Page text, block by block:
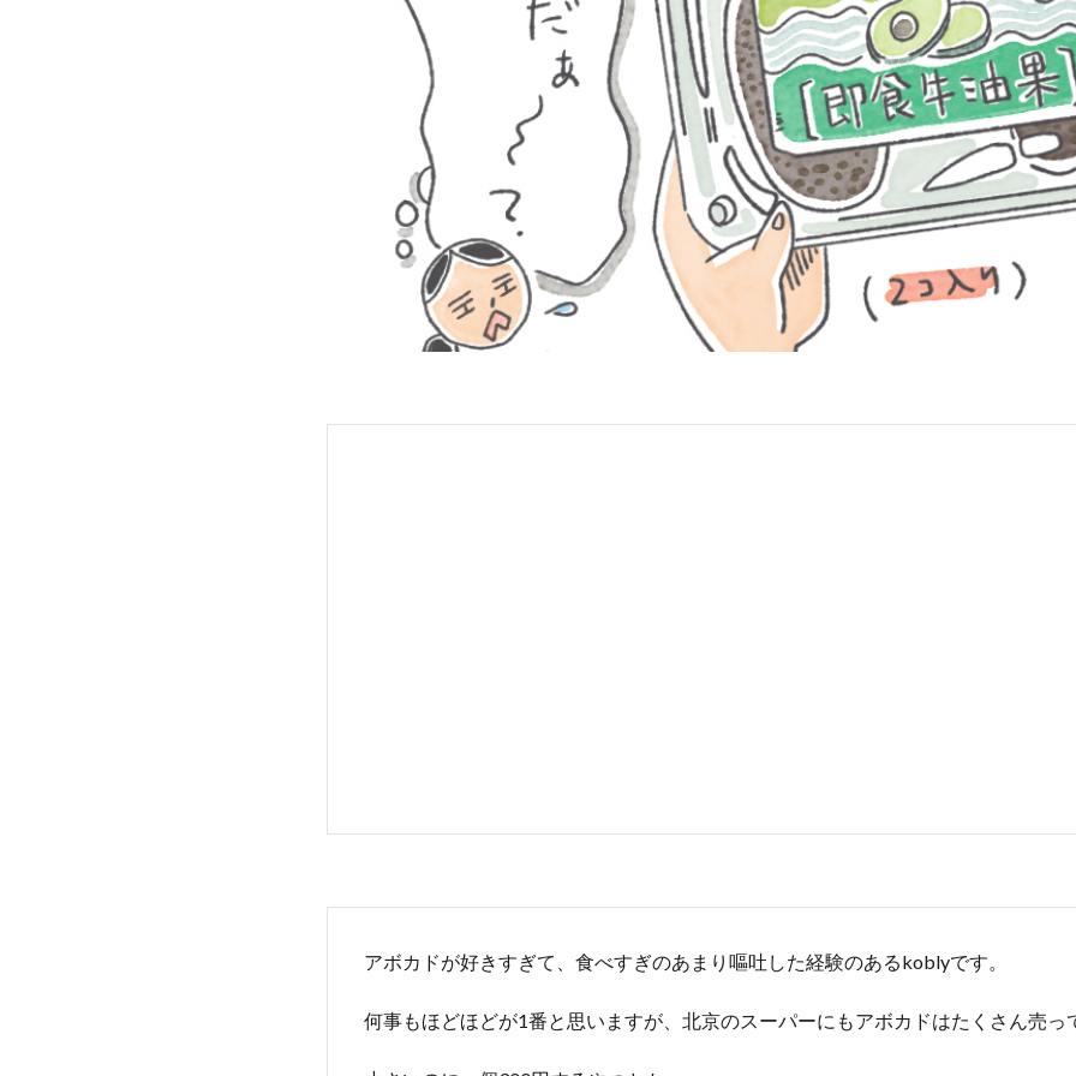
アボカドが好きすぎて、食べすぎのあまり嘔吐した経験のあるkoblyです。
何事もほどほどが1番と思いますが、北京のスーパーにもアボカドはたくさん売っ